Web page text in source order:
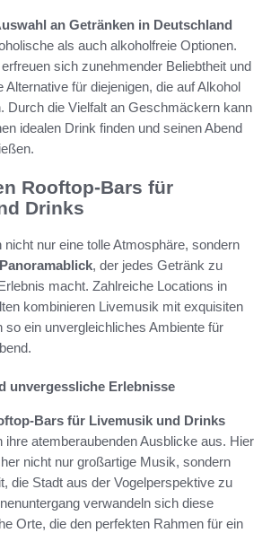
an Getränken in Deutschland
als auch alkoholfreie Optionen.
sich zunehmender Beliebtheit und
Alternative für diejenigen, die auf Alkohol
Durch die Vielfalt an Geschmäckern kann
idealen Drink finden und seinen Abend
Rooftop-Bars für
Drinks
nicht nur eine tolle Atmosphäre, sondern
Panoramablick, der jedes Getränk zu
macht. Zahlreiche Locations in
kombinieren Livemusik mit exquisiten
so ein unvergleichliches Ambiente für
unvergessliche Erlebnisse
Bars für Livemusik und Drinks
atemberaubenden Ausblicke aus. Hier
nicht nur großartige Musik, sondern
die Stadt aus der Vogelperspektive zu
verwandeln sich diese
Orte, die den perfekten Rahmen für ein